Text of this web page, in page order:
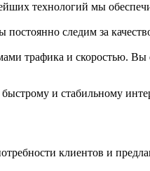
технологий мы
следим за
трафика и скоростью.
и стабильному
клиентов и